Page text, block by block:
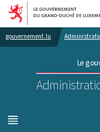
gouvernement.lu
Le
MENU
PRINCIPAL